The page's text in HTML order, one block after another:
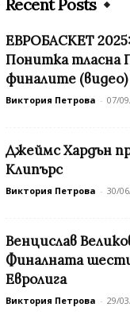
Recent Posts
ЕВРОБАСКЕТ
Понитка тласна
финалите (видео)
Виктория Петрова - 07/
Джеймс Хардън
Клипърс
Виктория Петрова - 30/
Венцислав
Финалната
Евролига
Виктория Петрова - 29/